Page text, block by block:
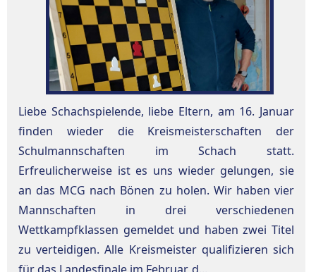
Liebe Schachspielende, liebe Eltern, am 16. Januar
finden wieder die Kreismeisterschaften der
Schulmannschaften im Schach statt.
Erfreulicherweise ist es uns wieder gelungen, sie
an das MCG nach Bönen zu holen. Wir haben vier
Mannschaften in drei verschiedenen
Wettkampfklassen gemeldet und haben zwei Titel
zu verteidigen. Alle Kreismeister qualifizieren sich